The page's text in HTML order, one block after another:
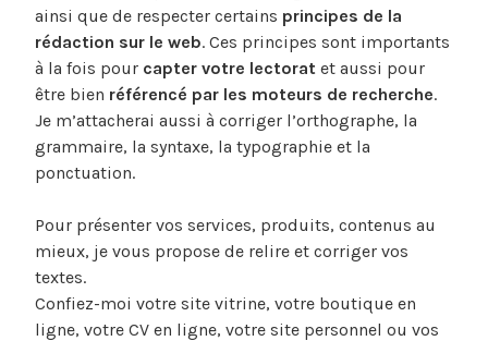
ainsi que de respecter certains principes de la
rédaction sur le web. Ces principes sont importants
à la fois pour capter votre lectorat et aussi pour
être bien référencé par les moteurs de recherche.
Je m’attacherai aussi à corriger l’orthographe, la
grammaire, la syntaxe, la typographie et la
ponctuation.
Pour présenter vos services, produits, contenus au
mieux, je vous propose de relire et corriger vos
textes.
Confiez-moi votre site vitrine, votre boutique en
ligne, votre CV en ligne, votre site personnel ou vos